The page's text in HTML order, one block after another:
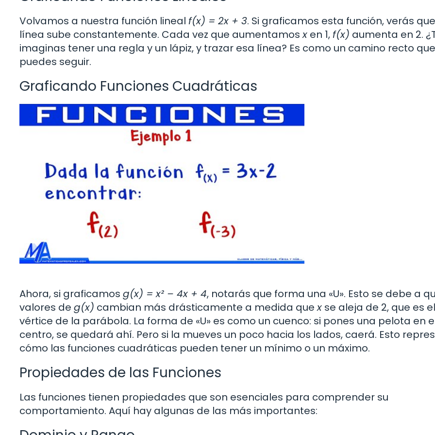
Volvamos a nuestra función lineal f(x) = 2x + 3. Si graficamos esta función, verás
línea sube constantemente. Cada vez que aumentamosx en 1, f(x) aumenta en 2.
imaginas tener una regla y un lápiz, y trazar esa línea? Es como un camino recto que
puedes seguir.
Graficando Funciones Cuadráticas
Ahora, si graficamos g(x) = x² – 4x + 4, notarás que forma una «U». Esto se debe a
valores de g(x) cambian más drásticamente a medida quex se aleja de 2, que es el
vértice de la parábola. La forma de «U» es como un cuenco: si pones una pelota en
centro, se quedará ahí. Pero si la mueves un poco hacia los lados, caerá. Esto
cómo las funciones cuadráticas pueden tener un mínimo o un máximo.
Propiedades de las Funciones
Las funciones tienen propiedades que son esenciales para comprender su
comportamiento. Aquí hay algunas de las más importantes: